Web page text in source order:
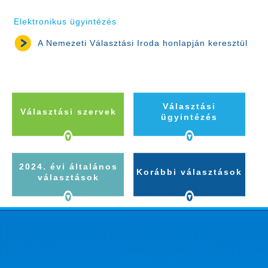
Elektronikus ügyintézés
A Nemezeti Választási Iroda honlapján keresztül
Választási szervek
Választási
ügyintézés
2024. évi általános
választások
Korábbi választások